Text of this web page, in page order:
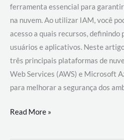
ferramenta essencial para
na nuvem. Ao utilizar IAM, você
acesso a quais recursos, definindo
usuários e aplicativos. Neste
três principais plataformas de
Web Services (AWS) e Microsoft
para melhorar a segurança dos
Gerenciamento
Read More »